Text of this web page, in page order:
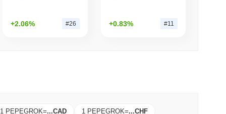
+2.06% #26 +0.83% #11
1 PEPEGROK=...CAD 1 PEPEGROK=...CHF